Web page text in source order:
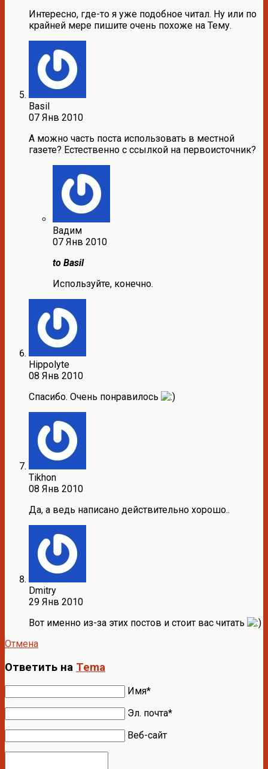
Интересно, где-то я уже подобное читал. Ну или по
крайней мере пишите очень похоже на Тему.
Basil
07 Янв 2010
А можно часть поста использовать в местной
газете? Естественно с ссылкой на первоисточник?
Вадим
07 Янв 2010
to Basil
Используйте, конечно.
Hippolyte
08 Янв 2010
Спасибо. Очень понравилось
Tikhon
08 Янв 2010
Да, а ведь написано действительно хорошо..
Dmitry
29 Янв 2010
Вот именно из-за этих постов и стоит вас читать
Отмена
Ответить на Tema
Имя*
Эл. почта*
Веб-сайт